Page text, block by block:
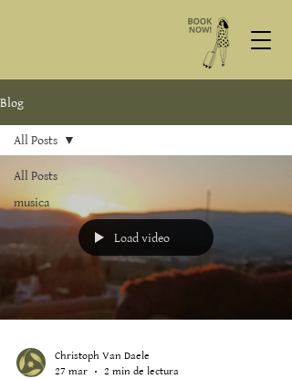
Blog
All Posts
musica
All Posts
Load video
Christoph Van Daele
27 mar
2 min de lectura